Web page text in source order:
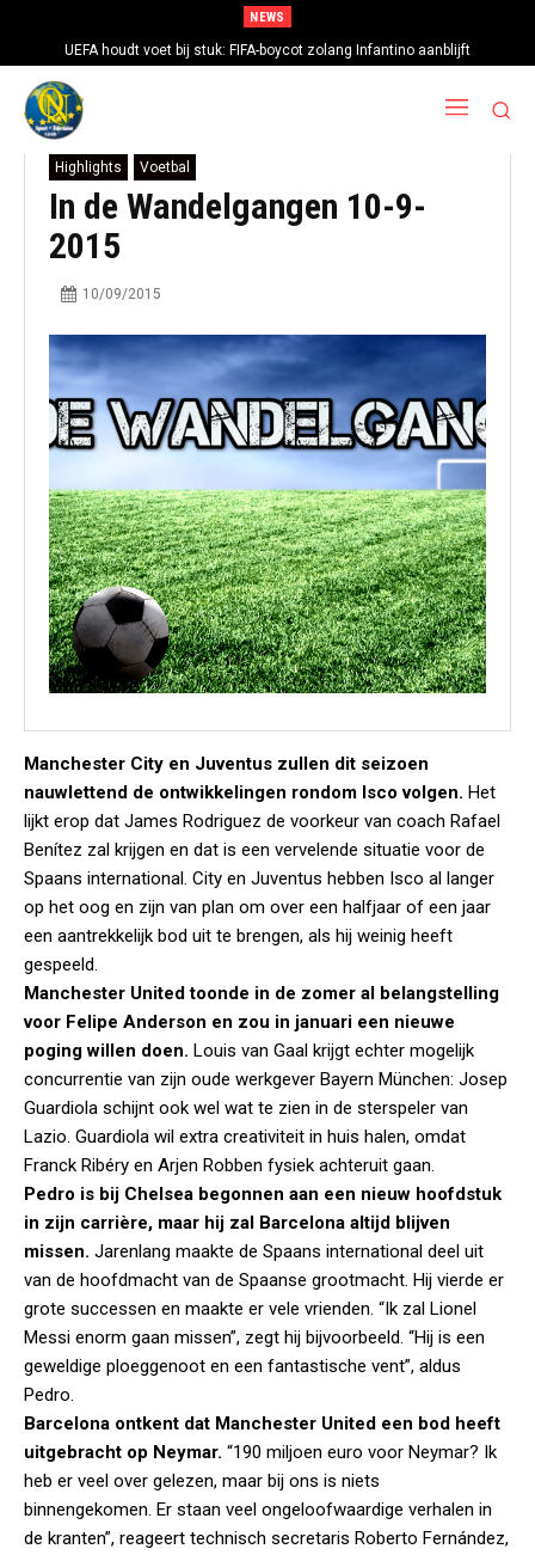
NEWS
UEFA houdt voet bij stuk: FIFA-boycot zolang Infantino aanblijft
Highlights Voetbal
In de Wandelgangen 10-9-
2015
10/09/2015
Manchester City en Juventus zullen dit seizoen
nauwlettend de ontwikkelingen rondom Isco volgen. Het
lijkt erop dat James Rodriguez de voorkeur van coach Rafael
Benítez zal krijgen en dat is een vervelende situatie voor de
Spaans international. City en Juventus hebben Isco al langer
op het oog en zijn van plan om over een halfjaar of een jaar
een aantrekkelijk bod uit te brengen, als hij weinig heeft
gespeeld.
Manchester United toonde in de zomer al belangstelling
voor Felipe Anderson en zou in januari een nieuwe
poging willen doen. Louis van Gaal krijgt echter mogelijk
concurrentie van zijn oude werkgever Bayern München: Josep
Guardiola schijnt ook wel wat te zien in de sterspeler van
Lazio. Guardiola wil extra creativiteit in huis halen, omdat
Franck Ribéry en Arjen Robben fysiek achteruit gaan.
Pedro is bij Chelsea begonnen aan een nieuw hoofdstuk
in zijn carrière, maar hij zal Barcelona altijd blijven
missen. Jarenlang maakte de Spaans international deel uit
van de hoofdmacht van de Spaanse grootmacht. Hij vierde er
grote successen en maakte er vele vrienden. “Ik zal Lionel
Messi enorm gaan missen”, zegt hij bijvoorbeeld. “Hij is een
geweldige ploeggenoot en een fantastische vent”, aldus
Pedro.
Barcelona ontkent dat Manchester United een bod heeft
uitgebracht op Neymar. “190 miljoen euro voor Neymar? Ik
heb er veel over gelezen, maar bij ons is niets
binnengekomen. Er staan veel ongeloofwaardige verhalen in
de kranten”, reageert technisch secretaris Roberto Fernández,